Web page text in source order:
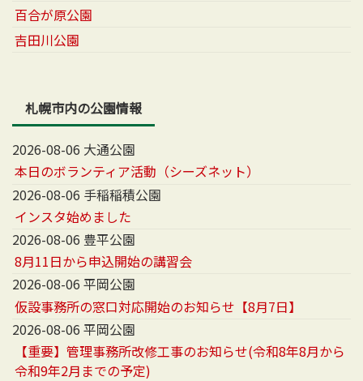
百合が原公園
吉田川公園
札幌市内の公園情報
2026-08-06 大通公園
本日のボランティア活動（シーズネット）
2026-08-06 手稲稲積公園
インスタ始めました
2026-08-06 豊平公園
8月11日から申込開始の講習会
2026-08-06 平岡公園
仮設事務所の窓口対応開始のお知らせ【8月7日】
2026-08-06 平岡公園
【重要】管理事務所改修工事のお知らせ(令和8年8月から
令和9年2月までの予定)